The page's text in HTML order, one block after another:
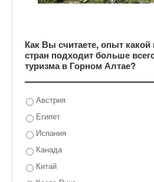
Как Вы считаете, опыт
стран подходит больше
туризма в Горном Алтае?
Австрия
Египет
Испания
Канада
Китай